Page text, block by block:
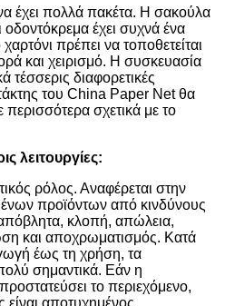
έχει πολλά πακέτα. Η σακούλα
έχει συχνά ένα
πρέπει να τοποθετείται
και χειρισμό. Η συσκευασία
τέσσερις διαφορετικές
του China Paper Net θα
περισσότερα σχετικά με το
λειτουργίες:
ρόλος. Αναφέρεται στην
προϊόντων από κινδύνους
κλοπή, απώλεια,
και αποχρωματισμός. Κατά
έως τη χρήση, τα
σημαντικά. Εάν η
το περιεχόμενο,
αποτυχημένος.